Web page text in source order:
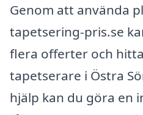
Genom att använda
tapetsering-pris.se
flera offerter och
tapetserare i Östra
hjälp kan du göra en